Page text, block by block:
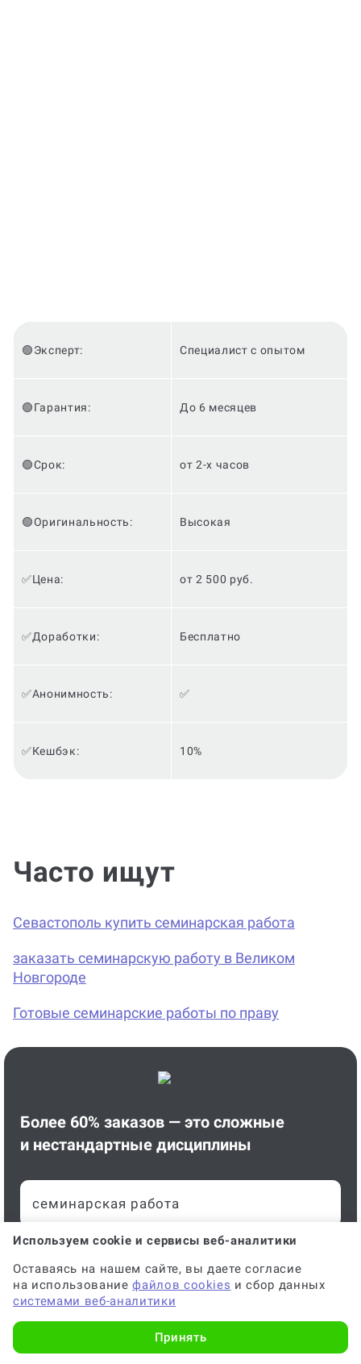
🟢Эксперт: Специалист с опытом
🟢Гарантия: До 6 месяцев
🟢Срок: от 2-х часов
🟢Оригинальность: Высокая
✅Цена: от 2 500 руб.
✅Доработки: Бесплатно
✅Анонимность: ✅
✅Кешбэк: 10%
Часто ищут
Севастополь купить семинарская работа
заказать семинарскую работу в Великом
Новгороде
Готовые семинарские работы по праву
Более 60% заказов — это сложные
и нестандартные дисциплины
семинарская работа
Узнайте стоимость онлайн за 1 минуту
Используем cookie и сервисы веб-аналитики
Оставаясь на нашем сайте, вы даете согласие
на использованиефайлов cookies и сбор данных
системами веб-аналитики
Принять